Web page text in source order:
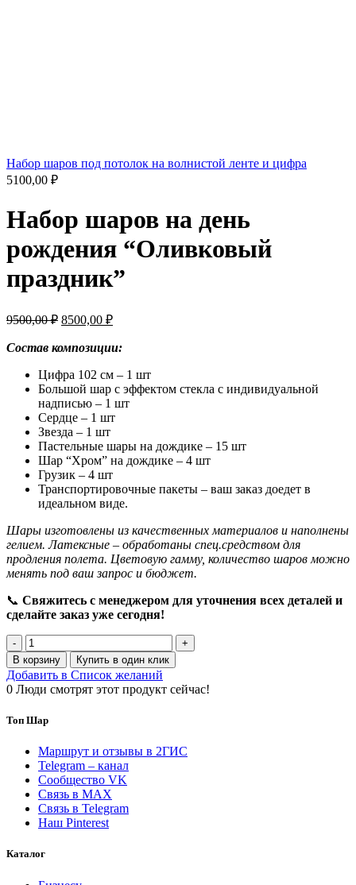
Набор шаров под потолок на волнистой ленте и цифра
5100,00 ₽
Набор шаров на день
рождения “Оливковый
праздник”
9500,00₽ Первоначальная
составляла
8500,00 ₽Текущая
8500,00 ₽.
Состав композиции:
Цифра 102 см – 1 шт
Большой шар с эффектом стекла с индивидуальной
надписью – 1 шт
Сердце – 1 шт
Звезда – 1 шт
Пастельные шары на дождике – 15 шт
Шар “Хром” на дождике – 4 шт
Грузик – 4 шт
Транспортировочные пакеты – ваш заказ доедет в
идеальном виде.
Шары изготовлены из качественных материалов и наполнены
гелием. Латексные – обработаны спец.средством для
продления полета. Цветовую гамму, количество шаров можно
менять под ваш запрос и бюджет.
📞 Свяжитесь с менеджером для уточнения всех деталей и
сделайте заказ уже сегодня!
Количество
товара
Набор
шаров
на
рождения
праздник"
В корзину Купить в один клик
Добавить в Список желаний
0 Люди смотрят этот продукт сейчас!
Топ Шар
Маршрут и отзывы в 2ГИС
Telegram – канал
Сообщество VK
Связь в MAX
Связь в Telegram
Наш Pinterest
Каталог